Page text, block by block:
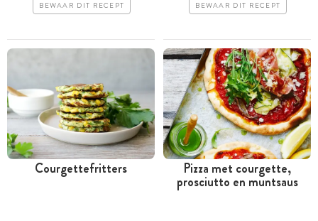
BEWAAR DIT RECEPT BEWAAR DIT RECEPT
Courgettefritters Pizza met courgette,
prosciutto en muntsaus